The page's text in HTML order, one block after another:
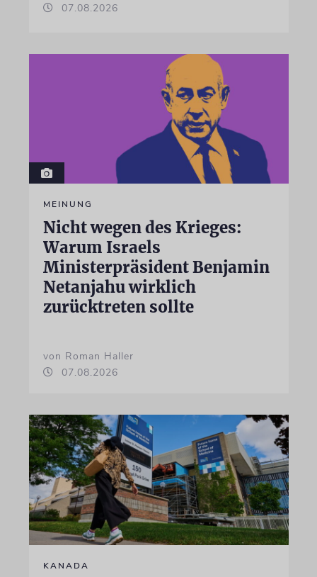
07.08.2026
MEINUNG
Nicht wegen des Krieges:
Warum Israels
Ministerpräsident Benjamin
Netanjahu wirklich
zurücktreten sollte
von Roman Haller
07.08.2026
KANADA